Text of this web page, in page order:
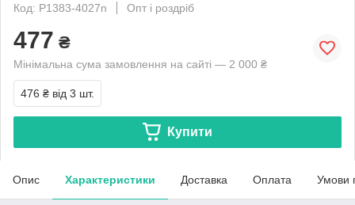
Код: P1383-4027n
Опт і роздріб
477 ₴
Мінімальна сума замовлення на сайті — 2 000 ₴
476 ₴ від 3 шт.
Купити
Опис Характеристики Доставка Оплата Умови